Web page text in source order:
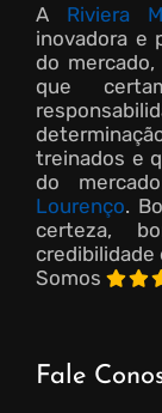
A Riviera
inovadora e
do
que
treinados e
do
Lourenço.
certeza,
credibilidade
Somos
Fale